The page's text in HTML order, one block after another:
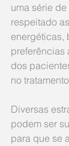
uma série
respeitado
energéticas,
preferências
dos
no
Diversas
podem ser
para que se